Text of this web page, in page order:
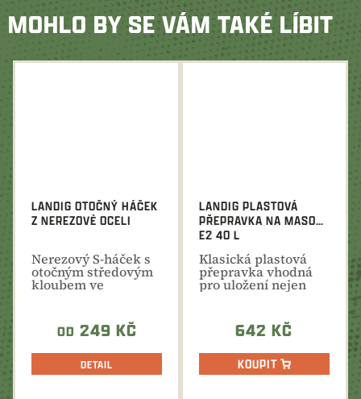
MOHLO BY SE VÁM TAKÉ LÍBIT
LANDIG OTOČNÝ HÁČEK
Z NEREZOVÉ OCELI
Nerezový S-háček s
otočným středovým
kloubem ve
OD 249 KČ
DETAIL
LANDIG PLASTOVÁ
PŘEPRAVKA NA MASO
E2 40 L
Klasická plastová
přepravka vhodná
pro uložení nejen
masa do chladících...
642 KČ
KOUPIT